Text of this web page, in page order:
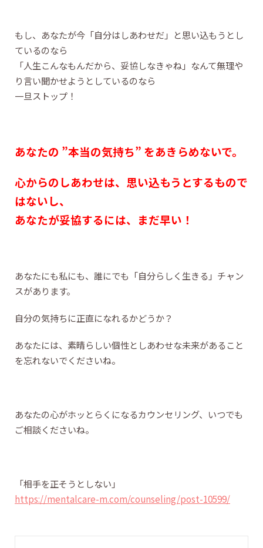
もし、あなたが今「自分はしあわせだ」と思い込もうとし
ているのなら
「人生こんなもんだから、妥協しなきゃね」なんて無理や
り言い聞かせようとしているのなら
一旦ストップ！
あなたの ”本当の気持ち” をあきらめないで。
心からのしあわせは、思い込もうとするもので
はないし、
あなたが妥協するには、まだ早い！
あなたにも私にも、誰にでも「自分らしく生きる」チャン
スがあります。
自分の気持ちに正直になれるかどうか？
あなたには、素晴らしい個性としあわせな未来があること
を忘れないでくださいね。
あなたの心がホッとらくになるカウンセリング、いつでも
ご相談くださいね。
「相手を正そうとしない」
https://mentalcare-m.com/counseling/post-10599/